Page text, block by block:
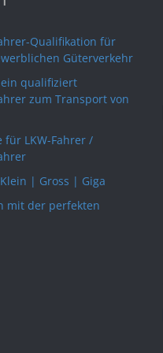
Qualifikation für
Güterverkehr
qualifiziert
zum Transport von
für LKW-Fahrer /
| Gross | Giga
mit der perfekten